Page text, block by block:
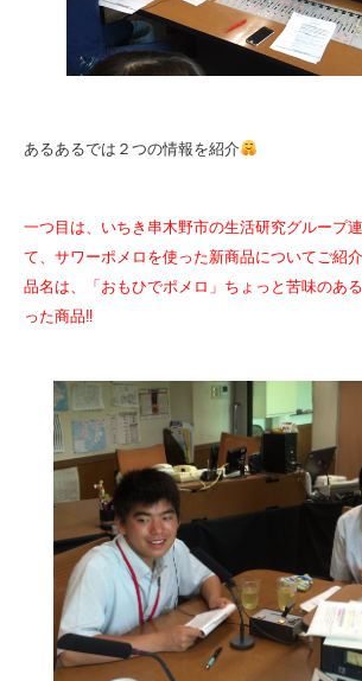
あるあるでは２つの情報を紹介
一つ目は、いちき串木野市の生活研究グループ
て、サワーポメロを使った新商品についてご紹
品名は、「おもひでポメロ」ちょっと苦味のあ
った商品‼